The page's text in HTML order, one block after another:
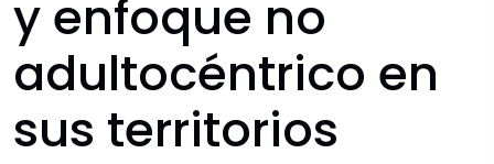
y enfoque no
adultocéntrico en
sus territorios